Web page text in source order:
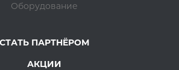
Оборудование
СТАТЬ ПАРТНЁРОМ
АКЦИИ